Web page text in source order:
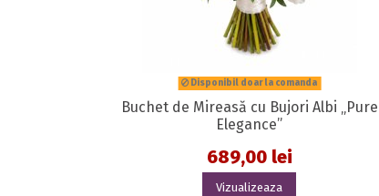
Disponibil doar la comanda
Buchet de Mireasă cu Bujori Albi „Pure
Elegance”
689,00 lei
Vizualizeaza